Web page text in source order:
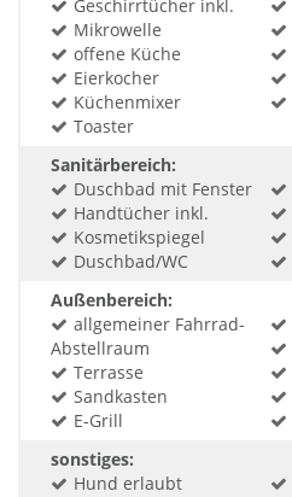
Geschirrtücher inkl.
Mikrowelle
offene Küche
Eierkocher
Küchenmixer
Toaster
Sanitärbereich:
Duschbad mit Fenster
Handtücher inkl.
Kosmetikspiegel
Duschbad/WC
Außenbereich:
allgemeiner Fahrrad-
Abstellraum
Terrasse
Sandkasten
E-Grill
sonstiges:
Hund erlaubt